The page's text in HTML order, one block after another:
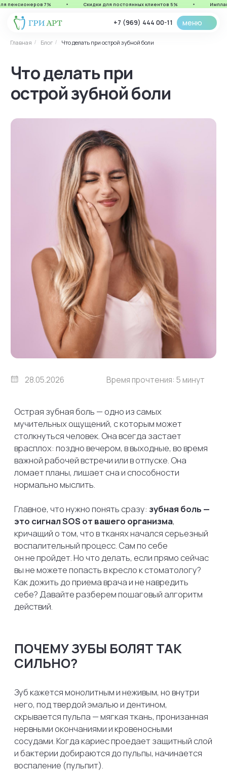
7% Скидки для постоянных клиентов 5%
Главная / Блог / Что делать при острой зубной боли
Что делать при
острой зубной боли
28.05.2026 Время прочтения: 5 минут
Острая зубная боль — одно из самых
мучительных ощущений, с которым может
столкнуться человек. Она всегда застает
врасплох: поздно вечером, в выходные, во время
важной рабочей встречи или в отпуске. Она
ломает планы, лишает сна и способности
нормально мыслить.
кричащий о том, что в тканях начался серьезный
вы не можете попасть в кресло к стоматологу?
Как дожить до приема врача и не навредить
себе? Давайте разберем пошаговый алгоритм
действий.
ПОЧЕМУ ЗУБЫ БОЛЯТ ТАК
СИЛЬНО?
скрывается пульпа — мягкая ткань, пронизанная
нервными окончаниями и кровеносными
сосудами. Когда кариес проедает защитный слой
и бактерии добираются до пульпы, начинается
воспаление (пульпит).
Ткани внутри зуба отекают, но замкнутое
пространство прочной кариозной полости
не дает им расширяться. Нерв оказывается
буквально зажат в тисках давления, что
и вызывает ту самую невыносимую,
пульсирующую боль, которая часто усиливается
ШАГ 1. ПЕРВАЯ ПОМОЩЬ: ЧТО
МОЖНО СДЕЛАТЬ ПРЯМО
СЕЙЧАС
Если боль застала вас дома, начните с простых
и безопасных действий, которые помогут
немного снизить интенсивность симптомов:
Бережно очистите зубы.
Иногда причиной
резкой боли становится застрявший между
зубами или в кариозной полости кусочек
твердой пищи. Он оказывает постоянное
механическое давление на воспаленную
десну или оголенный нерв. Аккуратно